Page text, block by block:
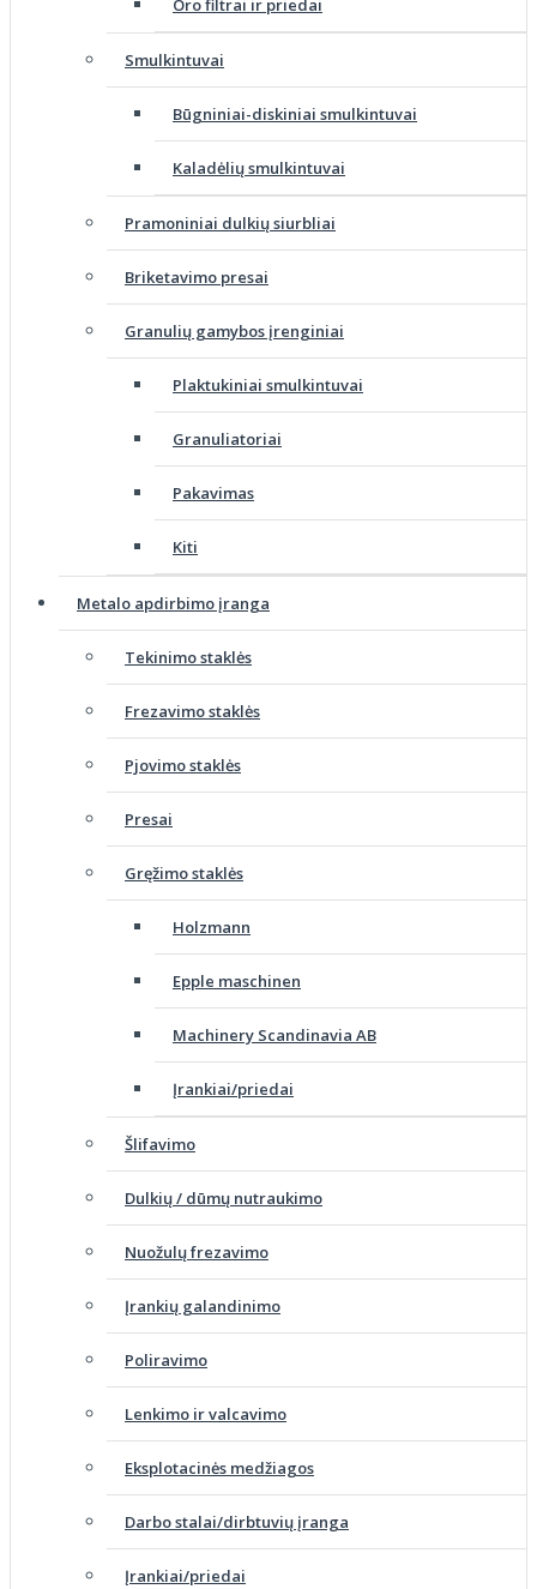
Oro filtrai ir priedai
Smulkintuvai
Būgniniai-diskiniai smulkintuvai
Kaladėlių smulkintuvai
Pramoniniai dulkių siurbliai
Briketavimo presai
Granulių gamybos įrenginiai
Plaktukiniai smulkintuvai
Granuliatoriai
Pakavimas
Kiti
Metalo apdirbimo įranga
Tekinimo staklės
Frezavimo staklės
Pjovimo staklės
Presai
Gręžimo staklės
Holzmann
Epple maschinen
Machinery Scandinavia AB
Įrankiai/priedai
Šlifavimo
Dulkių / dūmų nutraukimo
Nuožulų frezavimo
Įrankių galandinimo
Poliravimo
Lenkimo ir valcavimo
Eksplotacinės medžiagos
Darbo stalai/dirbtuvių įranga
Įrankiai/priedai